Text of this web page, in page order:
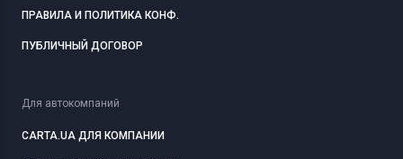
ПРАВИЛА И ПОЛИТИКА КОНФ.
ПУБЛИЧНЫЙ ДОГОВОР
Для автокомпаний
CARTA.UA ДЛЯ КОМПАНИИ